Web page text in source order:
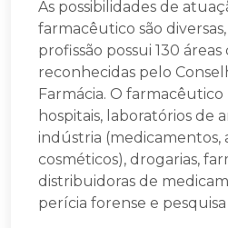
As possibilidades de
farmacêutico são
profissão possui 130
reconhecidas pelo
Farmácia. O
hospitais, laboratórios de
indústria (medicamentos,
cosméticos), drogarias,
distribuidoras de
perícia forense e